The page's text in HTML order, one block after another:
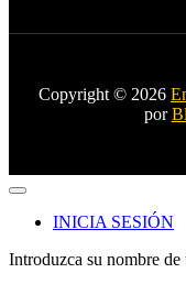
Copyright © 2026
por
INICIA SESIÓN
Introduzca su nombre de